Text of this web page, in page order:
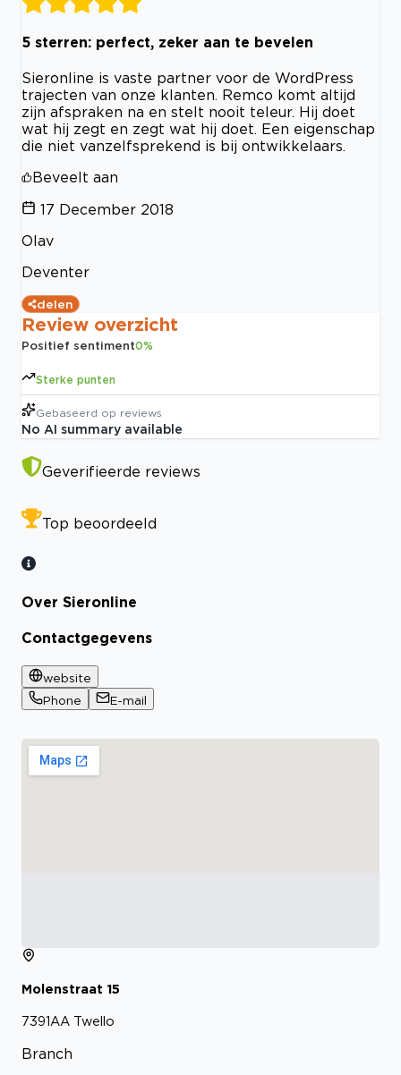
5 sterren: perfect, zeker aan te bevelen
Sieronline is vaste partner voor de WordPress
trajecten van onze klanten. Remco komt altijd
zijn afspraken na en stelt nooit teleur. Hij doet
wat hij zegt en zegt wat hij doet. Een eigenschap
die niet vanzelfsprekend is bij ontwikkelaars.
Beveelt aan
17 December 2018
Olav
Deventer
delen
Review overzicht
Positief sentiment0%
Sterke punten
Gebaseerd op reviews
No AI summary available
Geverifieerde reviews
Top beoordeeld
Over Sieronline
Contactgegevens
website
Phone
E-mail
Molenstraat 15
7391AA Twello
Branch